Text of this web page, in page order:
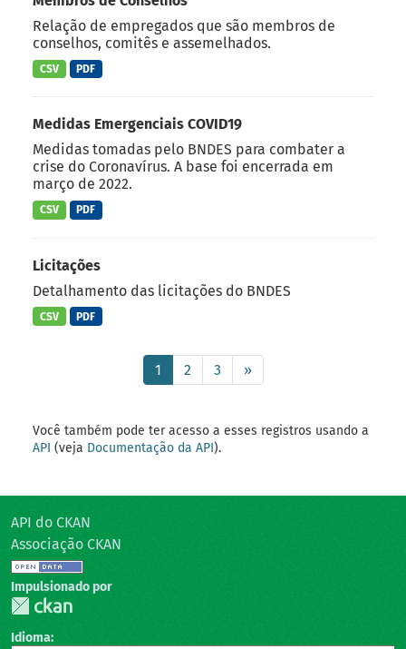
Relação de empregados que são membros de
conselhos, comitês e assemelhados.
CSV PDF
Medidas Emergenciais COVID19
Medidas tomadas pelo BNDES para combater a
crise do Coronavírus. A base foi encerrada em
março de 2022.
CSV PDF
Licitações
Detalhamento das licitações do BNDES
CSV PDF
1 2 3 »
Você também pode ter acesso a esses registros usando a
API (veja Documentação da API).
API do CKAN
Associação CKAN
Impulsionado por
Idioma